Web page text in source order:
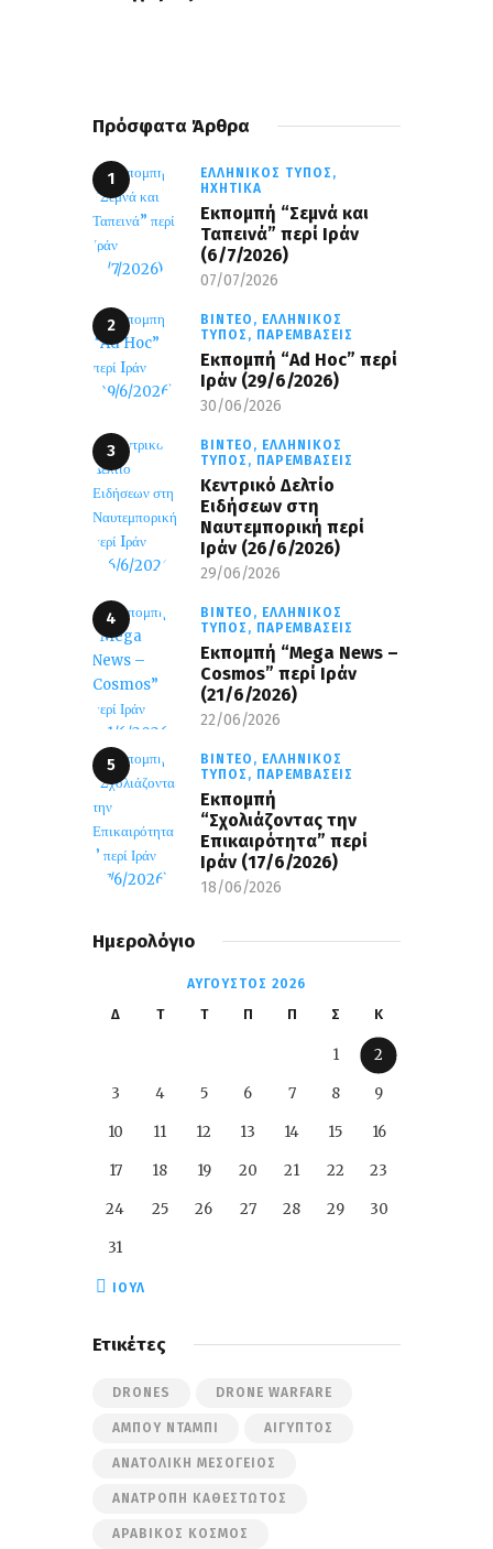
Πρόσφατα Άρθρα
ΕΛΛΗΝΙΚΌΣ ΤΎΠΟΣ,
ΗΧΗΤΙΚΆ
Εκπομπή “Σεμνά και
Ταπεινά” περί Ιράν
(6/7/2026)
07/07/2026
ΒΊΝΤΕΟ, ΕΛΛΗΝΙΚΌΣ
ΤΎΠΟΣ, ΠΑΡΕΜΒΆΣΕΙΣ
Εκπομπή “Ad Hoc” περί
Iράν (29/6/2026)
30/06/2026
ΒΊΝΤΕΟ, ΕΛΛΗΝΙΚΌΣ
ΤΎΠΟΣ, ΠΑΡΕΜΒΆΣΕΙΣ
Κεντρικό Δελτίο
Ειδήσεων στη
Ναυτεμπορική περί
Iράν (26/6/2026)
29/06/2026
ΒΊΝΤΕΟ, ΕΛΛΗΝΙΚΌΣ
ΤΎΠΟΣ, ΠΑΡΕΜΒΆΣΕΙΣ
Eκπομπή “Mega News –
Cosmos” περί Ιράν
(21/6/2026)
22/06/2026
ΒΊΝΤΕΟ, ΕΛΛΗΝΙΚΌΣ
ΤΎΠΟΣ, ΠΑΡΕΜΒΆΣΕΙΣ
Εκπομπή
“Σχολιάζοντας την
Επικαιρότητα” περί
Ιράν (17/6/2026)
18/06/2026
Ημερολόγιο
ΑΎΓΟΥΣΤΟΣ 2026
Δ Τ Τ Π Π Σ Κ
1 2
3 4 5 6 7 8 9
10 11 12 13 14 15 16
17 18 19 20 21 22 23
24 25 26 27 28 29 30
31
« ΙΟΎΛ
Ετικέτες
DRONES DRONE WARFARE
ΆΜΠΟΥ ΝΤΆΜΠΙ ΑΊΓΥΠΤΟΣ
ΑΝΑΤΟΛΙΚΉ ΜΕΣΌΓΕΙΟΣ
ΑΝΑΤΡΟΠΉ ΚΑΘΕΣΤΏΤΟΣ
ΑΡΑΒΙΚΌΣ ΚΌΣΜΟΣ